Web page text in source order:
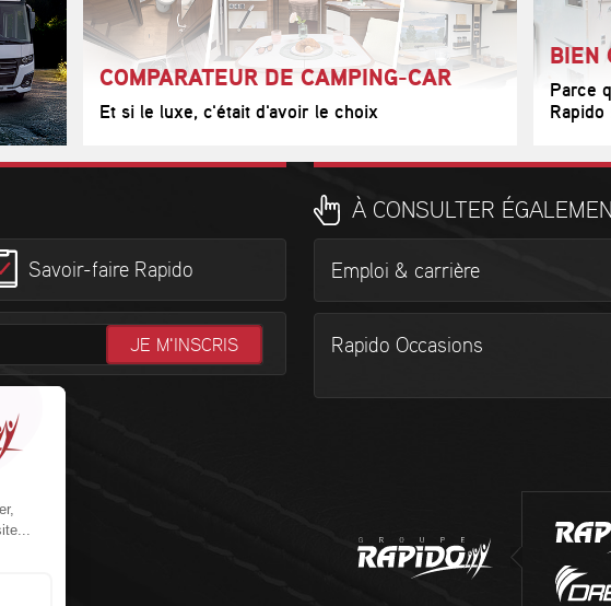
COMPARATEUR DE CAMPING-CAR
Et si le luxe, c'était d'avoir le choix
BIEN
Parce
Rapido
Savoir-faire Rapido
À CONSULTER
Emploi & carrière
Rapido Occasions